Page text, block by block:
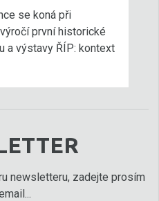
se koná při
první historické
a výstavy ŘÍP: kontext
newsletteru, zadejte prosím